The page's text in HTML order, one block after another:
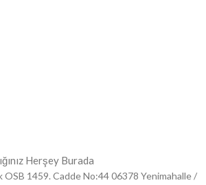
Herşey Burada
OSB 1459. Cadde No:44 06378 Yenimahalle /